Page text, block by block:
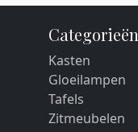
Categorieën
Kasten
Gloeilampen
Tafels
Zitmeubelen